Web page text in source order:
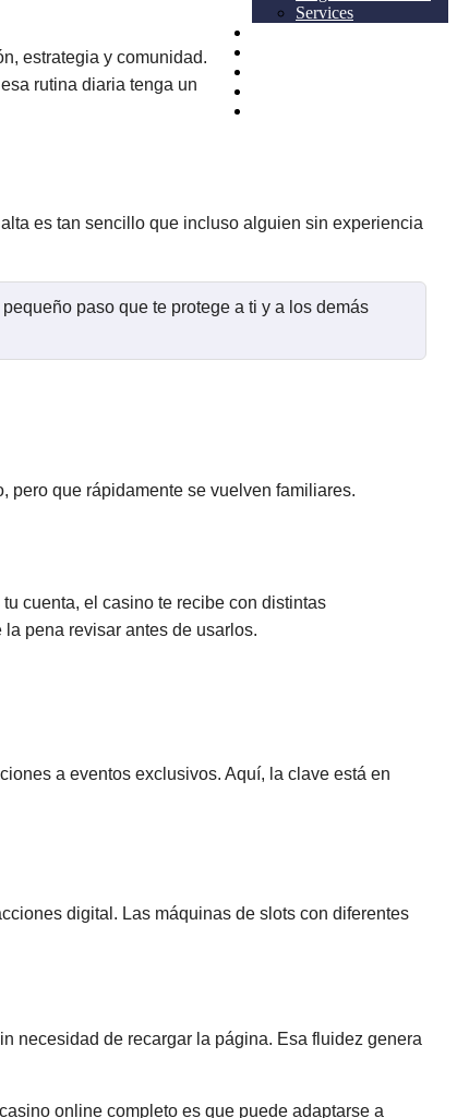
Services
estrategia y comunidad.
rutina diaria tenga un
es tan sencillo que incluso alguien sin experiencia
paso que te protege a ti y a los demás
pero que rápidamente se vuelven familiares.
cuenta, el casino te recibe con distintas
pena revisar antes de usarlos.
a eventos exclusivos. Aquí, la clave está en
digital. Las máquinas de slots con diferentes
necesidad de recargar la página. Esa fluidez genera
online completo es que puede adaptarse a